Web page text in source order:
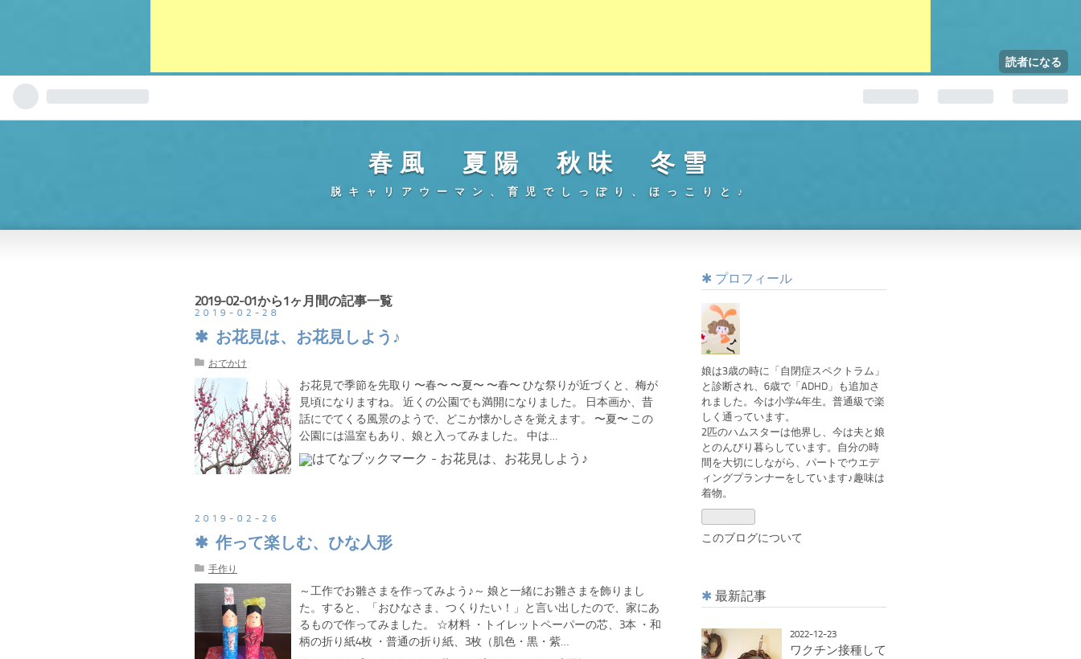
読者になる
春風 夏陽 秋味 冬雪
脱キャリアウーマン、育児でしっぽり、ほっこりと♪
2019-02-01から1ヶ月間の記事一覧
2019-02 -28
お花見は、お花見しよう♪
おでかけ
お花見で季節を先取り 〜春〜 〜夏〜 〜春〜 ひな祭りが近づくと、梅が
見頃になりますね。 近くの公園でも満開になりました。 日本画か、昔
話にでてくる風景のようで、どこか懐かしさを覚えます。 〜夏〜 この
公園には温室もあり、娘と入ってみました。 中は…
2019-02 -26
作って楽しむ、ひな人形
手作り
～工作でお雛さまを作ってみよう♪～ 娘と一緒にお雛さまを飾りまし
た。すると、「おひなさま、つくりたい！」と言い出したので、家にあ
るもので作ってみました。 ☆材料 ・トイレットペーパーの芯、3本 ・和
柄の折り紙4枚 ・普通の折り紙、3枚（肌色・黒・紫…
プロフィール
娘は3歳の時に「自閉症スペクトラム」
と診断され、6歳で「ADHD」も追加さ
れました。今は小学4年生。普通級で楽
しく通っています。
2匹のハムスターは他界し、今は夫と娘
とのんびり暮らしています。自分の時
間を大切にしながら、パートでウエデ
ィングプランナーをしています♪趣味は
着物。
このブログについて
最新記事
2022-12-23
ワクチン接種して